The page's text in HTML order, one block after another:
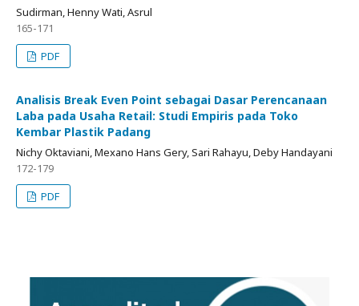
Sudirman, Henny Wati, Asrul
165-171
PDF
Analisis Break Even Point sebagai Dasar Perencanaan
Laba pada Usaha Retail: Studi Empiris pada Toko
Kembar Plastik Padang
Nichy Oktaviani, Mexano Hans Gery, Sari Rahayu, Deby Handayani
172-179
PDF